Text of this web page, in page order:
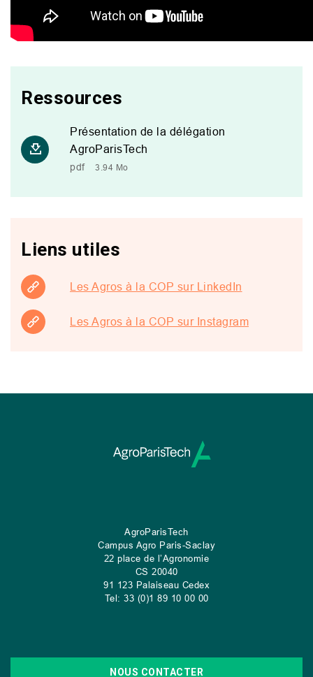
Ressources
Présentation de la délégation
AgroParisTech
pdf 3.94 Mo
Liens utiles
Les Agros à la COP sur LinkedIn
Les Agros à la COP sur Instagram
AgroParisTech
Campus Agro Paris-Saclay
22 place de l’Agronomie
CS 20040
91 123 Palaiseau Cedex
Tel: 33 (0)1 89 10 00 00
NOUS CONTACTER